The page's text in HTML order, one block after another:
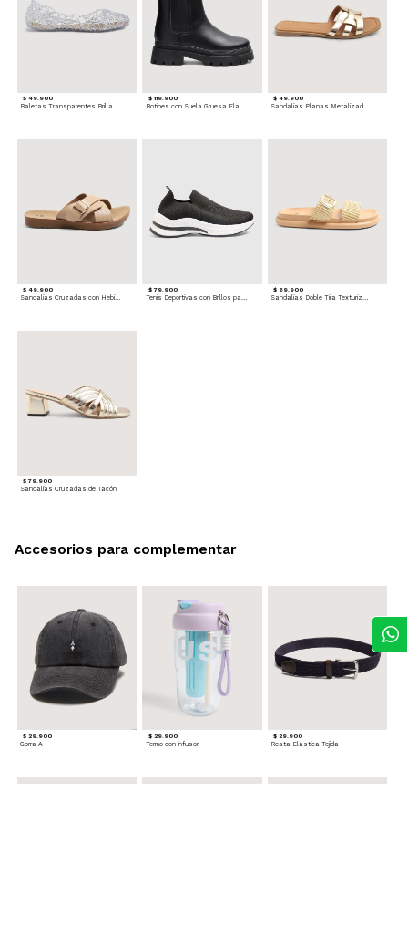
$ 49.900
Baletas Transparentes Brillantes
$ 119.900
Botines con Suela Gruesa Elastizada
$ 49.900
Sandalias Planas Metalizadas
$ 49.900
Sandalias Cruzadas con Hebilla
$ 79.900
Tenis Deportivas con Brillos para mujer
$ 69.900
Sandalias Doble Tira Texturizada
$ 79.900
Sandalias Cruzadas de Tacón
$ 29.900
Gorra A
$ 29.900
Termo con infusor
$ 29.900
Reata Elastica Tejida
Accesorios para complementar